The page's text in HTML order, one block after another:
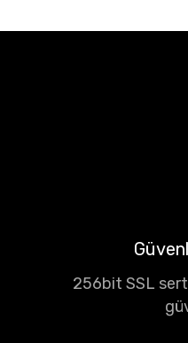
256bit SSL